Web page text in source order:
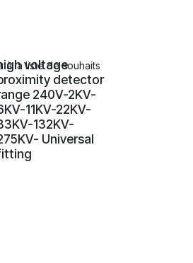
voltage
detector
240V-2KV-
11KV-22KV-
132KV-
Universal
à la liste de souhaits